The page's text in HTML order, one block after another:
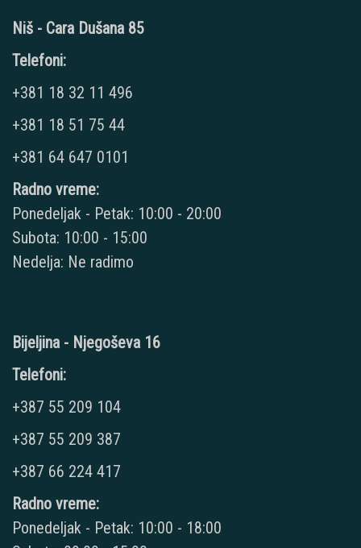
Niš - Cara Dušana 85
Telefoni:
+381 18 32 11 496
+381 18 51 75 44
+381 64 647 0101
Radno vreme:
Ponedeljak - Petak: 10:00 - 20:00
Subota: 10:00 - 15:00
Nedelja: Ne radimo
Bijeljina - Njegoševa 16
Telefoni:
+387 55 209 104
+387 55 209 387
+387 66 224 417
Radno vreme:
Ponedeljak - Petak: 10:00 - 18:00